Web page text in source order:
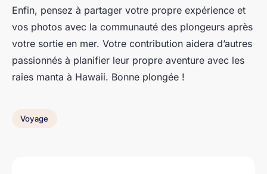
Enfin, pensez à partager votre propre expérience et
vos photos avec la communauté des plongeurs après
votre sortie en mer. Votre contribution aidera d’autres
passionnés à planifier leur propre aventure avec les
raies manta à Hawaii. Bonne plongée !
Voyage